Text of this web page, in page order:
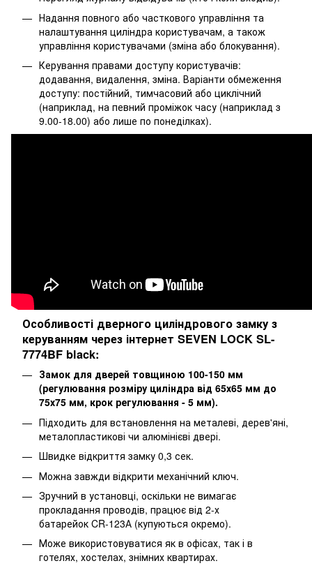
Надання повного або часткового управління та
налаштування циліндра користувачам, а також
управління користувачами (зміна або блокування).
Керування правами доступу користувачів:
додавання, видалення, зміна. Варіанти обмеження
доступу: постійний, тимчасовий або циклічний
(наприклад, на певний проміжок часу (наприклад з
9.00-18.00) або лише по понеділках).
Особливості дверного циліндрового замку з
керуванням через інтернет SEVEN LOCK SL-
7774BF black:
Замок для дверей товщиною 100-150 мм
(регулювання розміру циліндра від 65х65 мм до
75х75 мм, крок регулювання - 5 мм).
Підходить для встановлення на металеві, дерев'яні,
металопластикові чи алюмінієві двері.
Швидке відкриття замку 0,3 сек.
Можна завжди відкрити механічний ключ.
Зручний в установці, оскільки не вимагає
прокладання проводів, працює від 2-х
батарейок CR-123А (купуються окремо).
Може використовуватися як в офісах, так і в
готелях, хостелах, знімних квартирах.